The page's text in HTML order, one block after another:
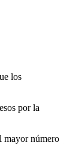
los
por la
mayor número